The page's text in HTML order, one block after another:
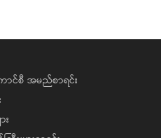
ာင်စီ အမည်စာရင်း